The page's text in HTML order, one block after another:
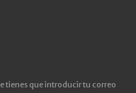
tienes que introducir tu correo